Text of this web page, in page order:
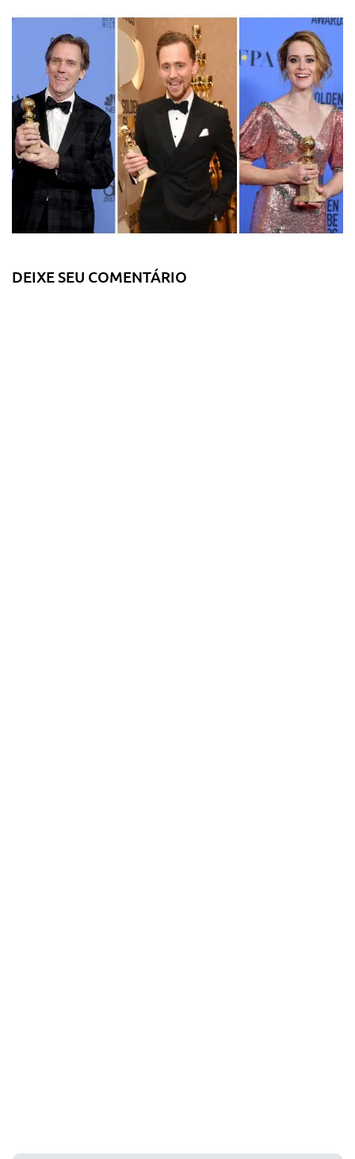
DEIXE SEU COMENTÁRIO